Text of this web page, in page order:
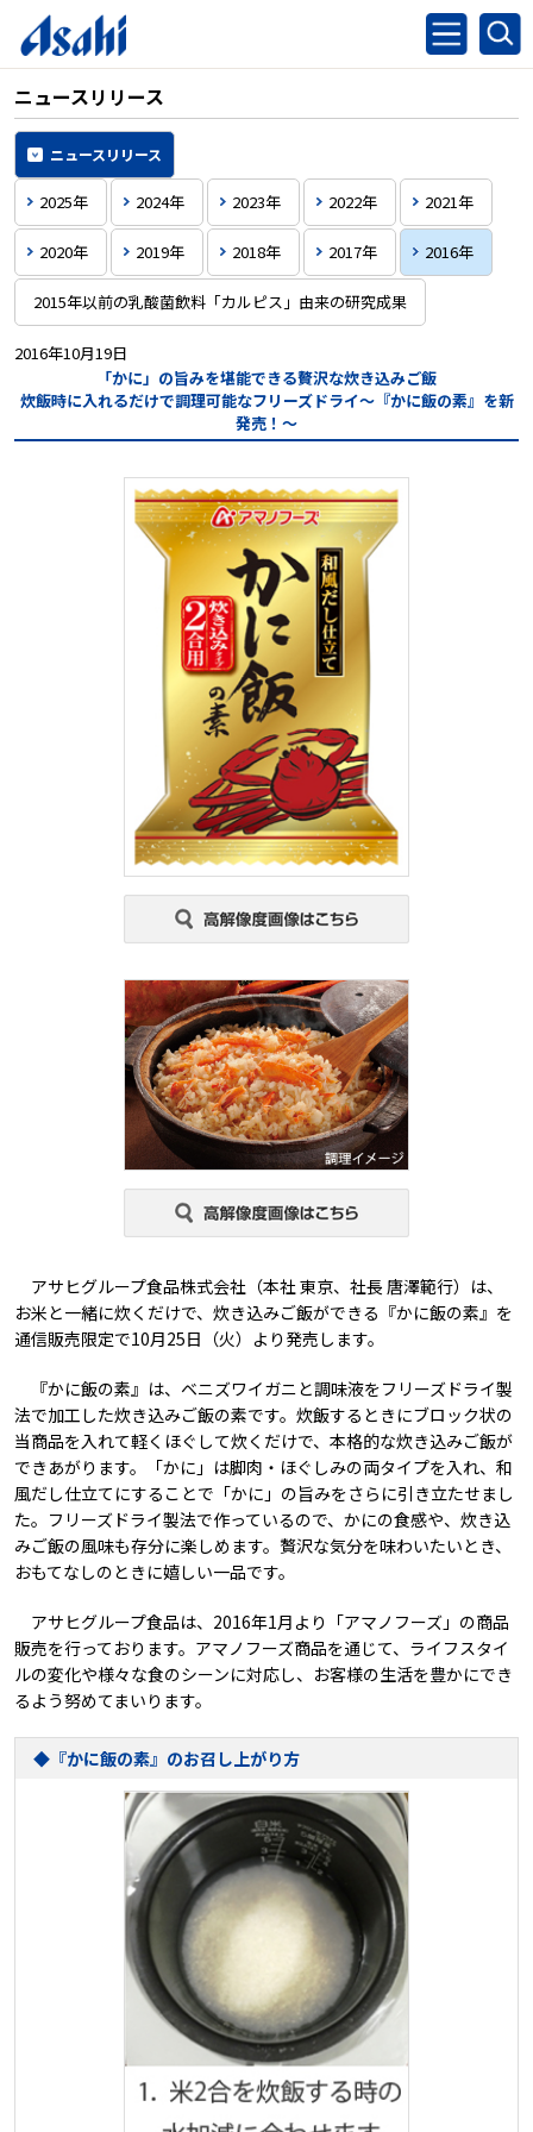
ニュースリリース
ニュースリリース
2025年 2024年 2023年 2022年 2021年
2020年 2019年 2018年 2017年 2016年
2015年以前の乳酸菌飲料「カルピス」由来の研究成果
2016年10月19日
「かに」の旨みを堪能できる贅沢な炊き込みご飯
炊飯時に入れるだけで調理可能なフリーズドライ～『かに飯の素』を新
発売！～
アサヒグループ食品株式会社（本社 東京、社長 唐澤範行）は、
お米と一緒に炊くだけで、炊き込みご飯ができる『かに飯の素』を
通信販売限定で10月25日（火）より発売します。
『かに飯の素』は、ベニズワイガニと調味液をフリーズドライ製
法で加工した炊き込みご飯の素です。炊飯するときにブロック状の
当商品を入れて軽くほぐして炊くだけで、本格的な炊き込みご飯が
できあがります。「かに」は脚肉・ほぐしみの両タイプを入れ、和
風だし仕立てにすることで「かに」の旨みをさらに引き立たせまし
た。フリーズドライ製法で作っているので、かにの食感や、炊き込
みご飯の風味も存分に楽しめます。贅沢な気分を味わいたいとき、
おもてなしのときに嬉しい一品です。
アサヒグループ食品は、2016年1月より「アマノフーズ」の商品
販売を行っております。アマノフーズ商品を通じて、ライフスタイ
ルの変化や様々な食のシーンに対応し、お客様の生活を豊かにでき
るよう努めてまいります。
◆『かに飯の素』のお召し上がり方